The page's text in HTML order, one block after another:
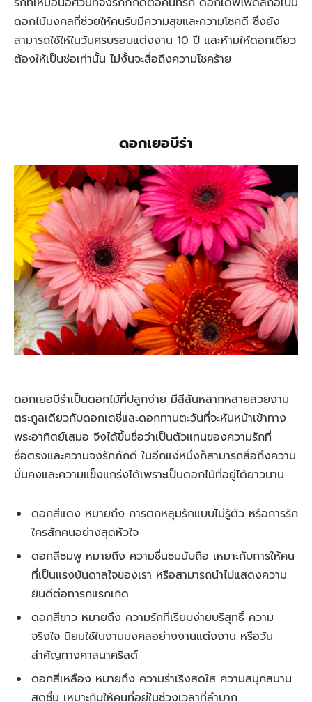
ดอกไม้มงคลที่ช่วยให้คนรับมีความสุขและความโชคดี ซึ่งยัง
สามารถใช้ให้ในวันครบรอบแต่งงาน 10 ปี และห้ามให้ดอกเดียว
ต้องให้เป็นช่อเท่านั้น ไม่งั้นจะสื่อถึงความโชคร้าย
ดอกเยอบีร่า
ดอกเยอบีร่าเป็นดอกไม้ที่ปลูกง่าย มีสีสันหลากหลายสวยงาม
ตระกูลเดียวกับดอกเดซี่และดอกทานตะวันที่จะหันหน้าเข้าทาง
พระอาทิตย์เสมอ จึงได้ขึ้นชื่อว่าเป็นตัวแทนของความรักที่
ซื่อตรงและความจงรักภักดี ในอีกแง่หนึ่งก็สามารถสื่อถึงความ
มั่นคงและความแข็งแกร่งได้เพราะเป็นดอกไม้ที่อยู่ได้ยาวนาน
ดอกสีแดง หมายถึง การตกหลุมรักแบบไม่รู้ตัว หรือการรัก
ใครสักคนอย่างสุดหัวใจ
ดอกสีชมพู หมายถึง ความชื่นชมนับถือ เหมาะกับการให้คน
ที่เป็นแรงบันดาลใจของเรา หรือสามารถนำไปแสดงความ
ยินดีต่อทารกแรกเกิด
ดอกสีขาว หมายถึง ความรักที่เรียบง่ายบริสุทธิ์ ความ
จริงใจ นิยมใช้ในงานมงคลอย่างงานแต่งงาน หรือวัน
สำคัญทางศาสนาคริสต์
ดอกสีเหลือง หมายถึง ความร่าเริงสดใส ความสนุกสนาน
สดชื่น เหมาะกับให้คนที่อยู่ในช่วงเวลาที่ลำบาก